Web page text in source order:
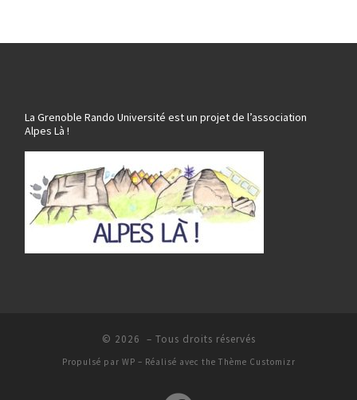
La Grenoble Rando Université est un projet de l’association
Alpes Là !
© 2026 – Tous droits réservés
Propulsé par WP – Réalisé avec the Thème Customizr